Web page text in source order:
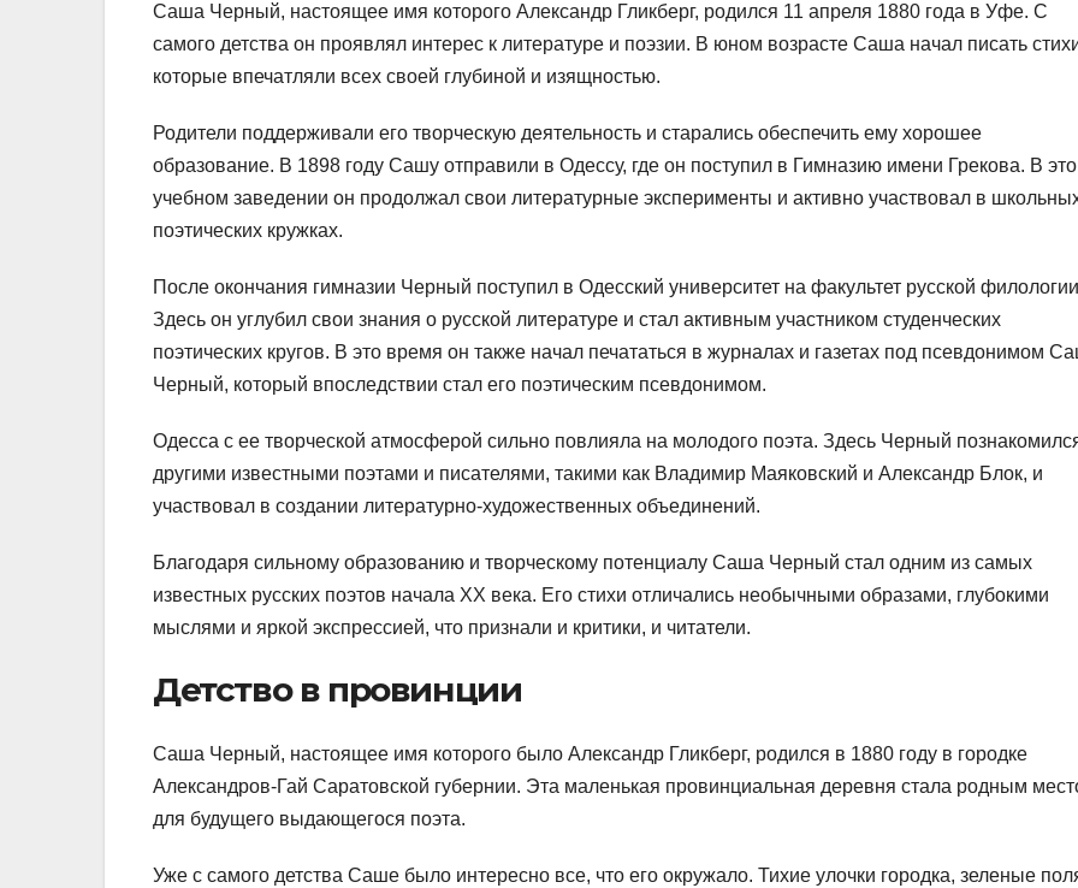
Саша Черный, настоящее имя которого Александр Гликберг, родился 11 апреля 1880 года в Уфе. С
самого детства он проявлял интерес к литературе и поэзии. В юном возрасте Саша начал писать
которые впечатляли всех своей глубиной и изящностью.
Родители поддерживали его творческую деятельность и старались обеспечить ему хорошее
образование. В 1898 году Сашу отправили в Одессу, где он поступил в Гимназию имени Грекова. В
учебном заведении он продолжал свои литературные эксперименты и активно участвовал в
поэтических кружках.
После окончания гимназии Черный поступил в Одесский университет на факультет русской
Здесь он углубил свои знания о русской литературе и стал активным участником студенческих
поэтических кругов. В это время он также начал печататься в журналах и газетах под псевдонимом
Черный, который впоследствии стал его поэтическим псевдонимом.
Одесса с ее творческой атмосферой сильно повлияла на молодого поэта. Здесь Черный
другими известными поэтами и писателями, такими как Владимир Маяковский и Александр Блок, и
участвовал в создании литературно-художественных объединений.
Благодаря сильному образованию и творческому потенциалу Саша Черный стал одним из самых
известных русских поэтов начала XX века. Его стихи отличались необычными образами, глубокими
мыслями и яркой экспрессией, что признали и критики, и читатели.
Детство в провинции
Саша Черный, настоящее имя которого было Александр Гликберг, родился в 1880 году в городке
Александров-Гай Саратовской губернии. Эта маленькая провинциальная деревня стала родным
для будущего выдающегося поэта.
Уже с самого детства Саше было интересно все, что его окружало. Тихие улочки городка, зеленые